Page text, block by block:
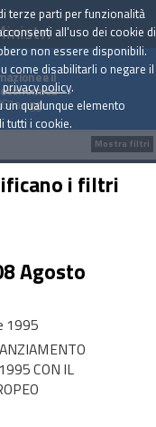
e il
a oggi
i filtri
Agosto
1995
CON IL
Mostra filtri
terze parti per funzionalità
all'uso dei cookie di
non essere disponibili.
come disabilitarli o negare il
privacy policy.
qualunque elemento
tutti i cookie.